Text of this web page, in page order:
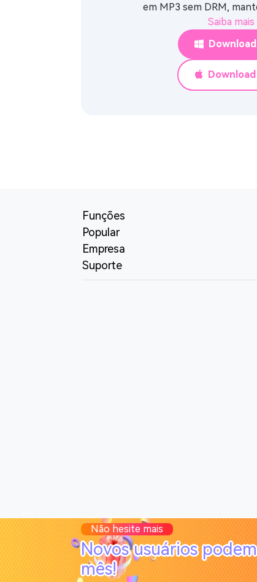
em MP3 sem DRM,
Saiba mais
Funções
Popular
Empresa
Suporte
Não hesite mais
Novos usuários
mês!